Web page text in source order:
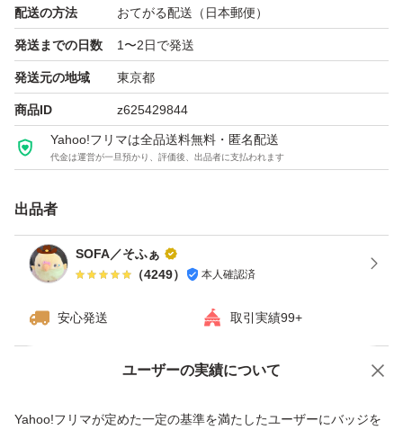
この本体、デザインもカッコよいですし
『衝撃吸収機能』も搭載されております。
ロックボタンで衝撃吸収機能は解除できますので
お好きな使い方で！
ゾーリゾーリと剃りまくって下さい！
ヾ(⌒(_*・ω・)_ 毛を刈られた羊のように！
売値を抑える為、下記簡易梱包です。
配送の方法 おてがる配送（日本郵便）
発送までの日数 1〜2日で発送
発送元の地域 東京都
商品ID z625429844
Yahoo!フリマは全品送料無料・匿名配送
代金は運営が一旦預かり、評価後、出品者に支払われます
出品者
SOFA／そふぁ
（4249） 本人確認済
安心発送 取引実績99+
ユーザーの実績について
Yahoo!フリマが定めた一定の基準を満たしたユーザーにバッジを
価格の相談 商品への質問